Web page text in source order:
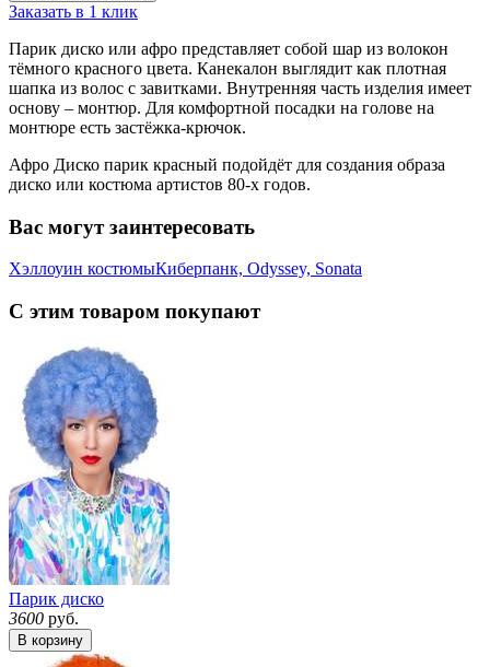
Заказать в 1 клик
Парик диско или афро представляет собой шар из волокон
тёмного красного цвета. Канекалон выглядит как плотная
шапка из волос с завитками. Внутренняя часть изделия имеет
основу – монтюр. Для комфортной посадки на голове на
монтюре есть застёжка-крючок.
Афро Диско парик красный подойдёт для создания образа
диско или костюма артистов 80-х годов.
Вас могут заинтересовать
Хэллоуин костюмыКиберпанк, Odyssey, Sonata
С этим товаром покупают
Парик диско
3600 руб.
В корзину